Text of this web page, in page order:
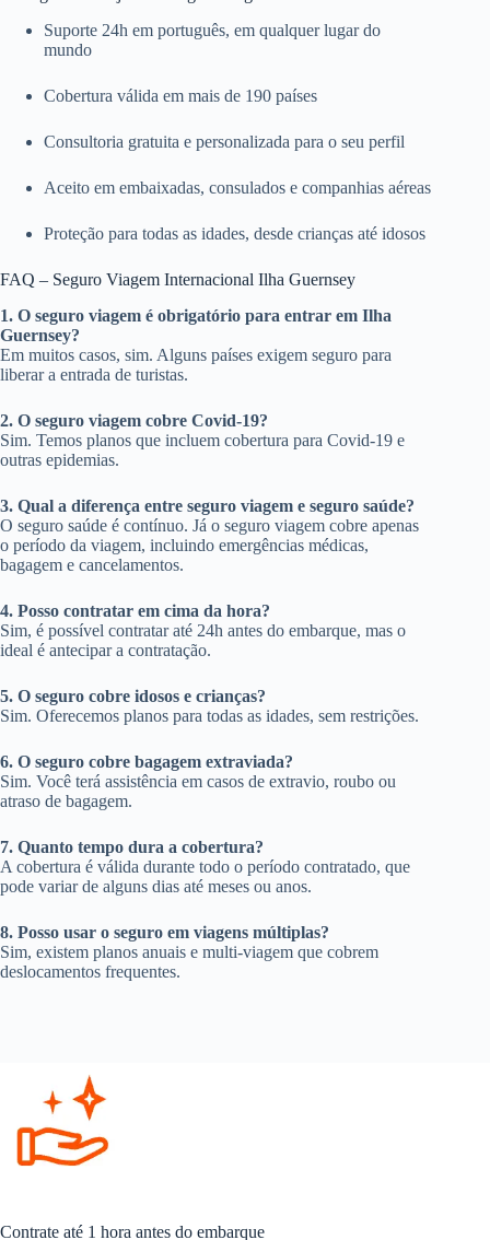
Suporte 24h em português, em qualquer lugar do
mundo
Cobertura válida em mais de 190 países
Consultoria gratuita e personalizada para o seu perfil
Aceito em embaixadas, consulados e companhias aéreas
Proteção para todas as idades, desde crianças até idosos
FAQ – Seguro Viagem Internacional Ilha Guernsey
1. O seguro viagem é obrigatório para entrar em Ilha
Guernsey?
Em muitos casos, sim. Alguns países exigem seguro para
liberar a entrada de turistas.
2. O seguro viagem cobre Covid-19?
Sim. Temos planos que incluem cobertura para Covid-19 e
outras epidemias.
3. Qual a diferença entre seguro viagem e seguro saúde?
O seguro saúde é contínuo. Já o seguro viagem cobre apenas
o período da viagem, incluindo emergências médicas,
bagagem e cancelamentos.
4. Posso contratar em cima da hora?
Sim, é possível contratar até 24h antes do embarque, mas o
ideal é antecipar a contratação.
5. O seguro cobre idosos e crianças?
Sim. Oferecemos planos para todas as idades, sem restrições.
6. O seguro cobre bagagem extraviada?
Sim. Você terá assistência em casos de extravio, roubo ou
atraso de bagagem.
7. Quanto tempo dura a cobertura?
A cobertura é válida durante todo o período contratado, que
pode variar de alguns dias até meses ou anos.
8. Posso usar o seguro em viagens múltiplas?
Sim, existem planos anuais e multi-viagem que cobrem
deslocamentos frequentes.
Contrate até 1 hora antes do embarque